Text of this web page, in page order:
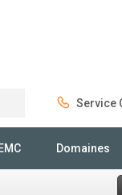
Service
Domaines